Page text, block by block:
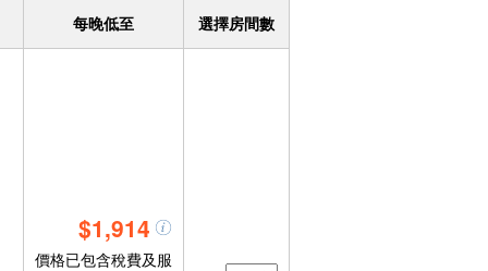
每晚低至 選擇房間數
$1,914
價格已包含稅費及服